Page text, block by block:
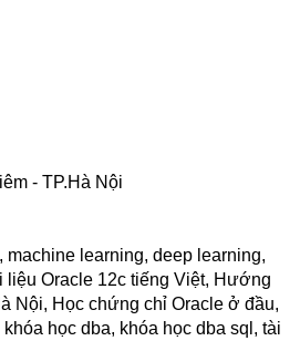
- TP.Hà Nội
learning, deep learning,
liệu Oracle 12c tiếng Việt, Hướng
Nội, Học chứng chỉ Oracle ở đầu,
học dba, khóa học dba sql, tài